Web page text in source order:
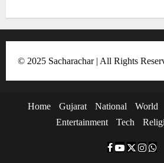
© 2025 Sacharachar | All Rights
Home Gujarat National World
Entertainment
Tech
F Y T I
W